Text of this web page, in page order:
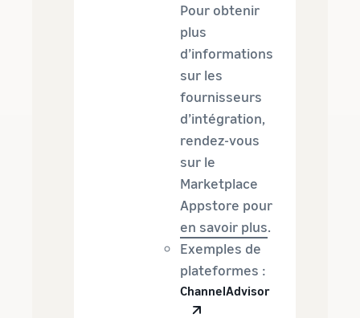
Pour obtenir
plus
d’informations
sur les
fournisseurs
d’intégration,
rendez-vous
sur le
Marketplace
Appstore pour
en savoir plus.
Exemples de
plateformes :
ChannelAdvisor